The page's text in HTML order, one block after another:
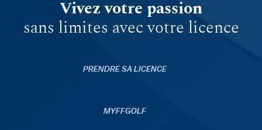
Vivez votre passion
sans limites avec votre licence
PRENDRE SA LICENCE
MYFFGOLF